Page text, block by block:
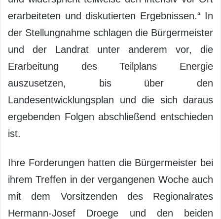
erarbeiteten und diskutierten Ergebnissen.“ In
der Stellungnahme schlagen die Bürgermeister
und der Landrat unter anderem vor, die
Erarbeitung des Teilplans Energie
auszusetzen, bis über den
Landesentwicklungsplan und die sich daraus
ergebenden Folgen abschließend entschieden
ist.
Ihre Forderungen hatten die Bürgermeister bei
ihrem Treffen in der vergangenen Woche auch
mit dem Vorsitzenden des Regionalrates
Hermann-Josef Droege und den beiden